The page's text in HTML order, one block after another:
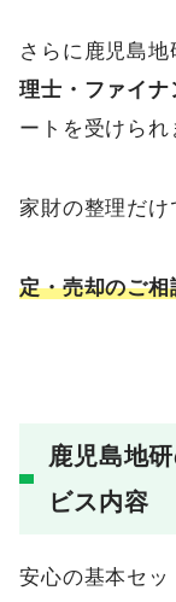
さらに鹿児島
理士・ファイ
ートを受けられ
家財の整理だけ
定・売却のご相
鹿児島地
ビス内容
安心の基本セ